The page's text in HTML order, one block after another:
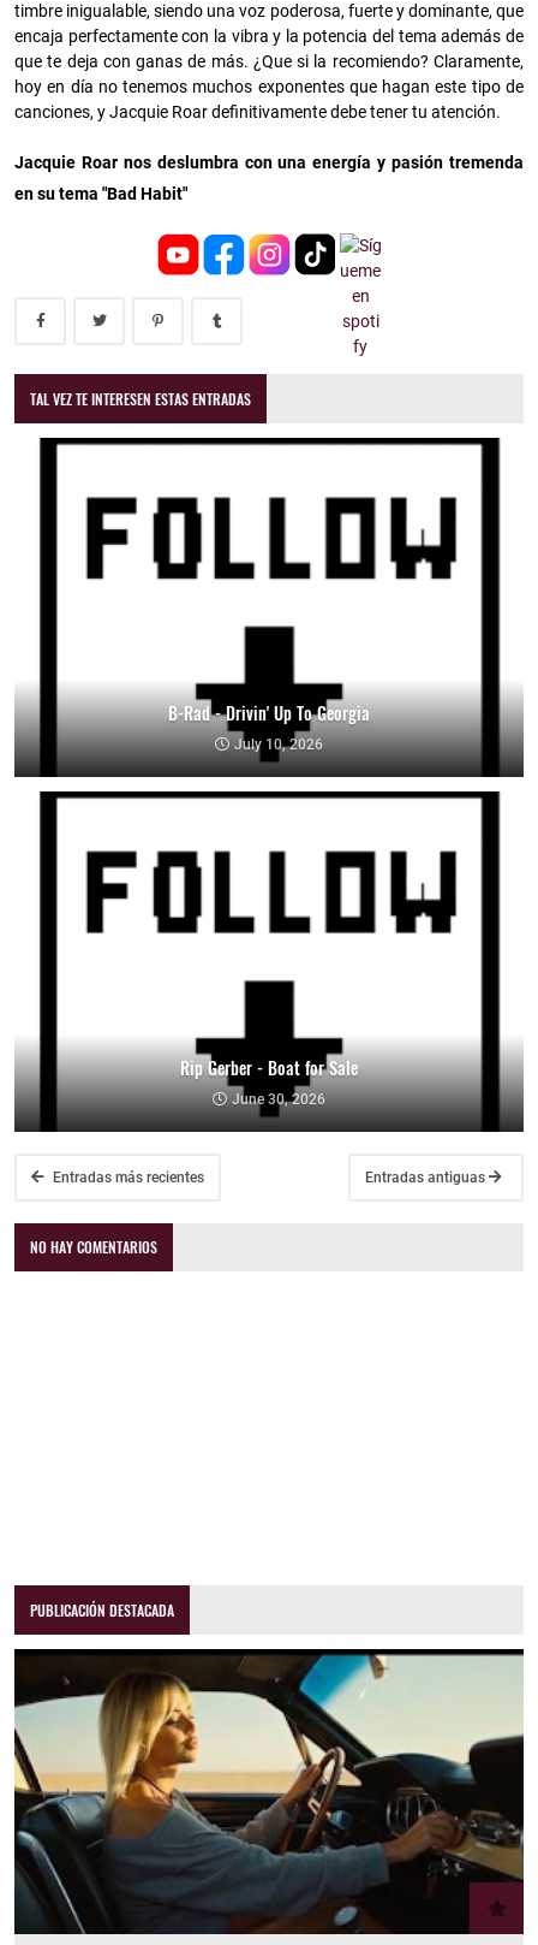
timbre inigualable, siendo una voz poderosa, fuerte y dominante, que
encaja perfectamente con la vibra y la potencia del tema además de
que te deja con ganas de más. ¿Que si la recomiendo? Claramente,
hoy en día no tenemos muchos exponentes que hagan este tipo de
canciones, y Jacquie Roar definitivamente debe tener tu atención.
Jacquie Roar nos deslumbra con una energía y pasión tremenda
en su tema "Bad Habit"
TAL VEZ TE INTERESEN ESTAS ENTRADAS
B-Rad - Drivin' Up To Georgia
July 10, 2026
Rip Gerber - Boat for Sale
June 30, 2026
Entradas más recientes Entradas antiguas
NO HAY COMENTARIOS
PUBLICACIÓN DESTACADA